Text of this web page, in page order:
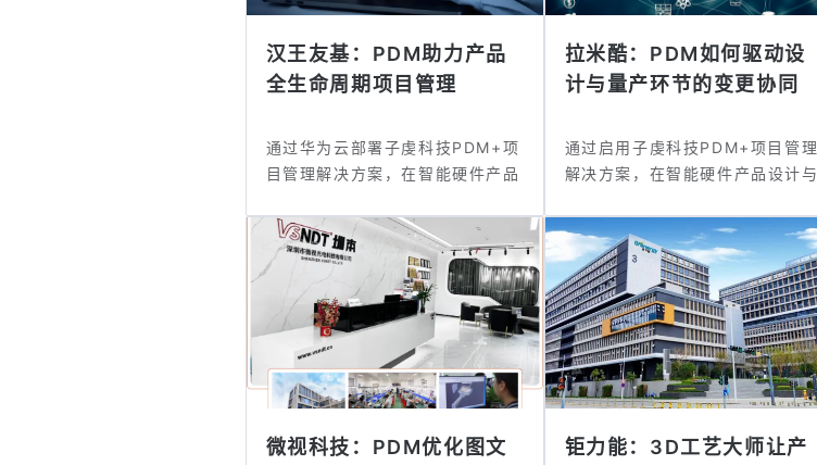
汉王友基：PDM助力产品
全生命周期项目管理
通过华为云部署子虔科技PDM+项
目管理解决方案，在智能硬件产品
拉米酷：PDM如何驱动设
计与量产环节的变更协同
通过启用子虔科技PDM+项目管理
解决方案，在智能硬件产品设计与
微视科技：PDM优化图文
钜力能：3D工艺大师让产